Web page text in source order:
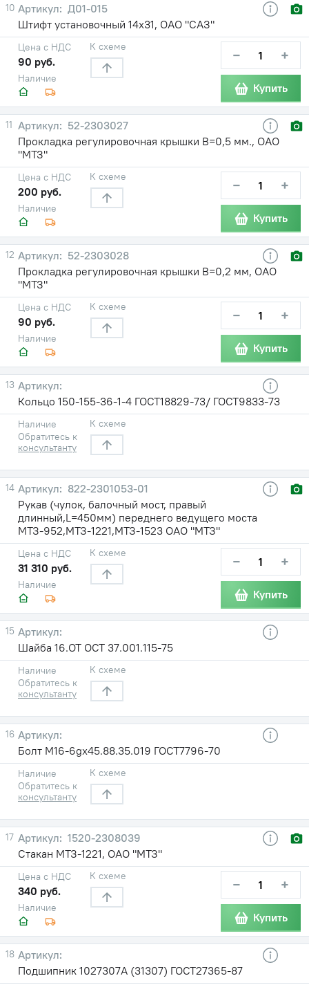
10
Д01-015
Штифт установочный 14х31, ОАО "САЗ"
Наличие
Цена с НДС
90 руб.
К схеме − +
Купить
11
52-2303027
Прокладка регулировочная крышки В=0,5 мм., ОАО
"МТЗ"
Наличие
Цена с НДС
200 руб.
К схеме − +
Купить
12
52-2303028
Прокладка регулировочная крышки В=0,2 мм, ОАО
"МТЗ"
Наличие
Цена с НДС
90 руб.
К схеме − +
Купить
13
Кольцо 150-155-36-1-4 ГОСТ18829-73/ ГОСТ9833-73
Наличие
Обратитесь к
консультанту
К схеме
14
822-2301053-01
Рукав (чулок, балочный мост, правый
длинный,L=450мм) переднего ведущего моста
МТЗ-952,МТЗ-1221,МТЗ-1523 ОАО "МТЗ"
Наличие
Цена с НДС
31 310 руб.
К схеме − +
Купить
15
Шайба 16.ОТ ОСТ 37.001.115-75
Наличие
Обратитесь к
консультанту
К схеме
16
Болт М16-6gх45.88.35.019 ГОСТ7796-70
Наличие
Обратитесь к
консультанту
К схеме
17
1520-2308039
Стакан МТЗ-1221, ОАО "МТЗ"
Наличие
Цена с НДС
340 руб.
К схеме − +
Купить
18
Подшипник 1027307А (31307) ГОСТ27365-87